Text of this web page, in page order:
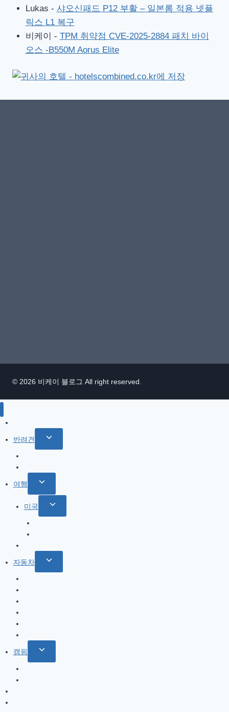
Lukas - 샤오신패드 P12 부활 – 일본롬 적용 넷플
릭스 L1 복구
비케이 - TPM 취약점 CVE-2025-2884 패치 바이
오스 -B550M Aorus Elite
© 2026 비케이 블로그 All right reserved.
반려견
Toggle
child
여행
Toggle
child
menu
미국
Toggle
child
자동차
Toggle
child
캠핑
Toggle
child